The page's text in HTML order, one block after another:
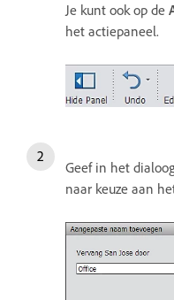
Je kunt ook op de
het actiepaneel.
Geef in het
naar keuze aan